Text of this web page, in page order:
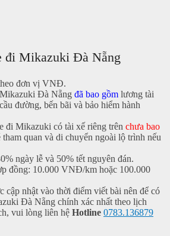
đi Mikazuki Đà Nẵng
đơn vị VNĐ.
Đà Nẵng đã bao gồm lương tài
đường, bến bãi và bảo hiểm hành
đi Mikazuki có tài xế riêng trên chưa bao
tham quan và di chuyển ngoài lộ trình nếu
ngày lễ và 50% tết nguyên đán.
đồng: 10.000 VNĐ/km hoặc 100.000
cập nhật vào thời điểm viết bài nên để có
Đà Nẵng chính xác nhất theo lịch
vui lòng liên hệ Hotline 0783.136879